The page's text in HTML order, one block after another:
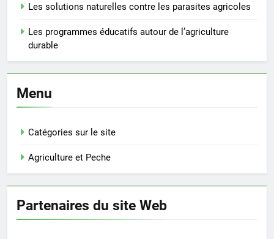
Les solutions naturelles contre les parasites agricoles
Les programmes éducatifs autour de l’agriculture
durable
Menu
Catégories sur le site
Agriculture et Peche
Partenaires du site Web